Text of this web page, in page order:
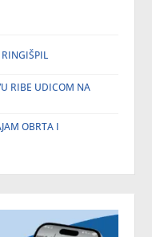
RIBE UDICOM NA
OBRTA I